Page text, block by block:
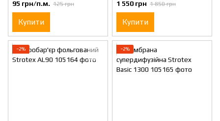
95 грн/п.м. 125 грн
Купити
1 550 грн 1 850 грн
Купити
−2% −2%